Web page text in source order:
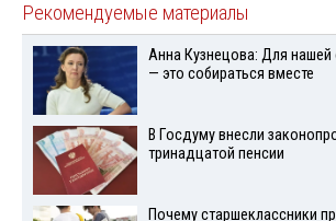
Рекомендуемые материалы
Анна Кузнецова: Для нашей
— это собираться вместе
В Госдуму внесли
тринадцатой пенсии
Почему старшеклассники